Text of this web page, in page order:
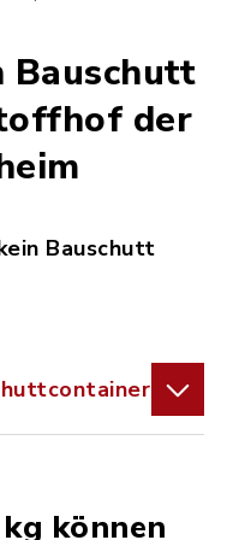
Bauschutt
der
Bauschutt
können